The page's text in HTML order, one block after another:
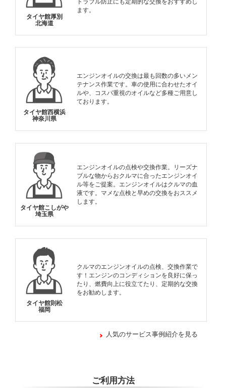
タイヤ館厚別
北海道
トラブル防止にも定期的な交換をおすすめし
ます。
タイヤ館西横浜
神奈川県
エンジンオイルの交換は最も回数の多いメン
テナンス作業です。車の使用に合わせたオイ
ルや、コスパ重視のオイルなど多種ご用意し
ております。
タイヤ館こしがや
埼玉県
エンジンオイルの点検や交換作業。リーズナ
ブルな物からおクルマに合ったエンジンオイ
ル等をご提案。エンジンオイルはクルマの血
液です。マメな点検と早めの交換をおススメ
します。
タイヤ館則松
福岡
クルマのエンジンオイルの点検、交換作業で
す！エンジンのコンディションを良好に保っ
たり、燃費向上に役立てたり、定期的な交換
をお勧めします。
人気のサービス事例紹介を見る
ご利用方法